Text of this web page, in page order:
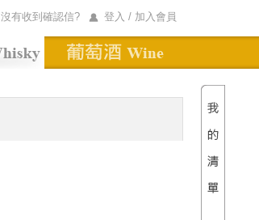
登入 / 加入會員
沒有收到確認信?